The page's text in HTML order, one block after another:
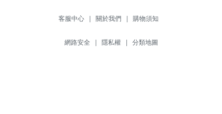
客服中心 | 關於我們 | 購物須知
網路安全 | 隱私權 | 分類地圖